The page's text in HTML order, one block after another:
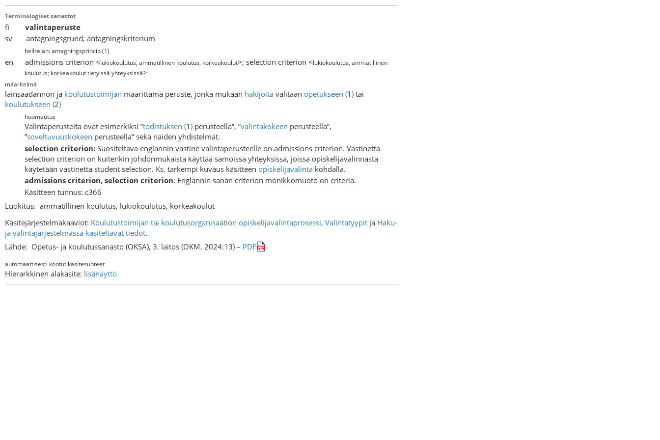
Terminologiset sanastot
fi valintaperuste
sv antagningsgrund; antagningskriterium
hellre än: antagningsprincip(1)
en admissions criterion <lukiokoulutus, ammatillinen koulutus, korkeakoulut>; selection criterion <lukiokoulutus, ammatillinen
koulutus; korkeakoulut tietyissä yhteyksissä>
määritelmä
lainsäädännön ja koulutustoimijan määrittämä peruste, jonka mukaan hakijoita valitaan opetukseen (1) tai
koulutukseen (2)
huomautus
Valintaperusteita ovat esimerkiksi ”todistuksen (1) perusteella”, ”valintakokeen perusteella”,
”soveltuvuuskokeen perusteella” sekä näiden yhdistelmät.
selection criterion: Suositeltava englannin vastine valintaperusteelle on admissions criterion. Vastinetta
selection criterion on kuitenkin johdonmukaista käyttää samoissa yhteyksissä, joissa opiskelijavalinnasta
käytetään vastinetta student selection. Ks. tarkempi kuvaus käsitteen opiskelijavalinta kohdalla.
admissions criterion, selection criterion: Englannin sanan criterion monikkomuoto on criteria.
Käsitteen tunnus: c366
Luokitus: ammatillinen koulutus, lukiokoulutus, korkeakoulut
Käsitejärjestelmäkaaviot: Koulutustoimijan tai koulutusorganisaation opiskelijavalintaprosessi, Valintatyypit ja Haku-
ja valintajärjestelmässä käsiteltävät tiedot.
Lähde: Opetus- ja koulutussanasto (OKSA), 3. laitos (OKM, 2024:13) – PDF
automaattisesti kootut käsitesuhteet
Hierarkkinen alakäsite: lisänäyttö